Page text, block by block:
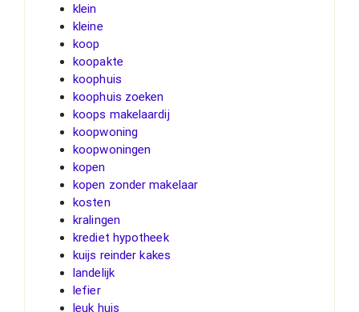
klein
kleine
koop
koopakte
koophuis
koophuis zoeken
koops makelaardij
koopwoning
koopwoningen
kopen
kopen zonder makelaar
kosten
kralingen
krediet hypotheek
kuijs reinder kakes
landelijk
lefier
leuk huis